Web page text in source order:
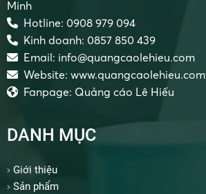
Minh
Hotline: 0908 979 094
Kinh doanh: 0857 850 439
Email: info@quangcaolehieu.com
Website: www.quangcaolehieu.com
Fanpage: Quảng cáo Lê Hiếu
DANH MỤC
Giới thiệu
Sản phẩm